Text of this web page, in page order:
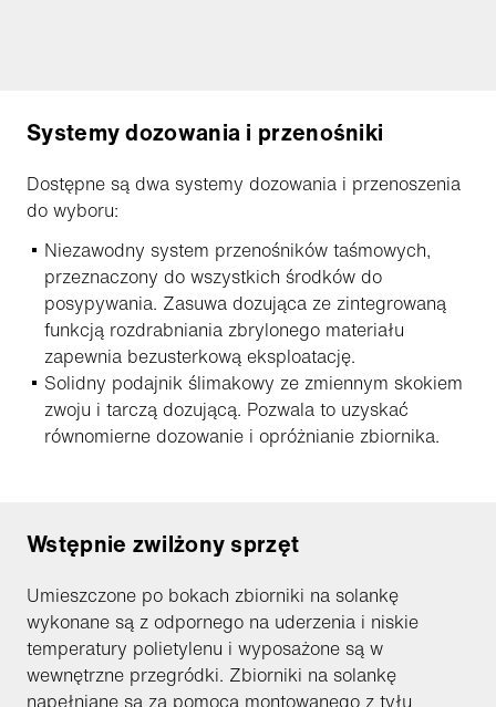
Systemy dozowania i przenośniki
Dostępne są dwa systemy dozowania i przenoszenia
do wyboru:
Niezawodny system przenośników taśmowych,
przeznaczony do wszystkich środków do
posypywania. Zasuwa dozująca ze zintegrowaną
funkcją rozdrabniania zbrylonego materiału
zapewnia bezusterkową eksploatację.
Solidny podajnik ślimakowy ze zmiennym skokiem
zwoju i tarczą dozującą. Pozwala to uzyskać
równomierne dozowanie i opróżnianie zbiornika.
Wstępnie zwilżony sprzęt
Umieszczone po bokach zbiorniki na solankę
wykonane są z odpornego na uderzenia i niskie
temperatury polietylenu i wyposażone są w
wewnętrzne przegródki. Zbiorniki na solankę
napełniane są za pomocą montowanego z tyłu